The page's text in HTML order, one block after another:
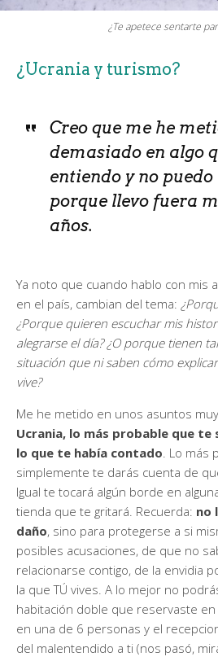
¿Te apetece sentarte
¿Ucrania y turismo?
Creo que me he
demasiado en algo
entiendo y no
porque llevo fuera
años.
Ya noto que cuando hablo con mis
en el país, cambian del tema:
¿Porque quieren escuchar mis
alegrarse el día? ¿O porque tienen
situación que ni saben cómo
vive?
Me he metido en unos asuntos
Ucrania, lo más probable que
lo que te había contado . Lo
simplemente te darás cuenta de
Igual te tocará algún borde en
tienda que te gritará. Recuerda: no
daño, sino para protegerse a si
posibles acusaciones, de que no
relacionarse contigo, de la envidia
la que TÚ vives. A lo mejor no
habitación doble que reservaste
en una de 6 personas y el
del malentendido a ti (nos pasó,